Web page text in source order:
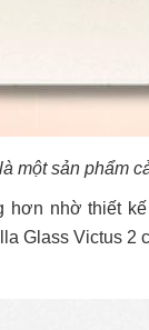
một sản phẩm
hơn nhờ thiết
Glass Victus 2